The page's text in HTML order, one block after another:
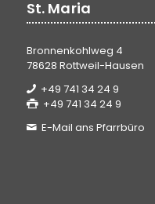
St. Maria
Bronnenkohlweg 4
78628 Rottweil-Hausen
+49 741 34 24 9
+49 741 34 24 9
E-Mail ans Pfarrbüro